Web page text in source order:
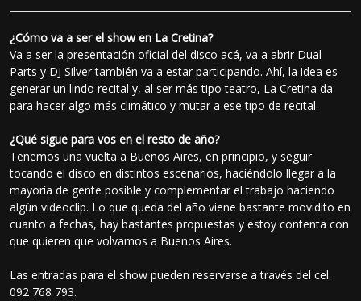
¿Cómo va a ser el show en La Cretina?
Va a ser la presentación oficial del disco acá, va a abrir Dual
Parts y DJ Silver también va a estar participando. Ahí, la idea es
generar un lindo recital y, al ser más tipo teatro, La Cretina da
para hacer algo más climático y mutar a ese tipo de recital.
¿Qué sigue para vos en el resto de año?
Tenemos una vuelta a Buenos Aires, en principio, y seguir
tocando el disco en distintos escenarios, haciéndolo llegar a la
mayoría de gente posible y complementar el trabajo haciendo
algún videoclip. Lo que queda del año viene bastante movidito en
cuanto a fechas, hay bastantes propuestas y estoy contenta con
que quieren que volvamos a Buenos Aires.
Las entradas para el show pueden reservarse a través del cel.
092 768 793.